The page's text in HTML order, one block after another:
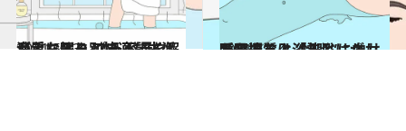
2021.5.13
良質な眠りと快適な生活が手に入る プチ不調を解消！お悩み別“入浴テク”
ライフスタイル 2021.5.5
睡眠の質は「入浴」がカギを握る！ “快眠”に向けた最適な入浴法とは？
ライフスタイル